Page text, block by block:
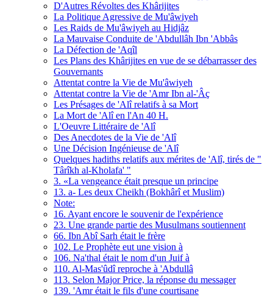
D'Autres Révoltes des Khârijites
La Politique Agressive de Mu'âwiyeh
Les Raids de Mu'âwiyeh au Hidjâz
La Mauvaise Conduite de 'Abdullâh Ibn 'Abbâs
La Défection de 'Aqîl
Les Plans des Khârijites en vue de se débarrasser des
Gouvernants
Attentat contre la Vie de Mu'âwiyeh
Attentat contre la Vie de 'Amr Ibn al-'Âç
Les Présages de 'Alî relatifs à sa Mort
La Mort de 'Alî en l'An 40 H.
L'Oeuvre Littéraire de 'Alî
Des Anecdotes de la Vie de 'Alî
Une Décision Ingénieuse de 'Alî
Quelques hadiths relatifs aux mérites de 'Alî, tirés de "
Târîkh al-Kholafa' "
3. «La vengeance était presque un principe
13. a- Les deux Cheikh (Bokhârî et Muslim)
Note:
16. Ayant encore le souvenir de l'expérience
23. Une grande partie des Musulmans soutiennent
66. Ibn Abî Sarh était le frère
102. Le Prophète eut une vision à
106. Na'thal était le nom d'un Juif à
110. Al-Mas'ûdî reproche à 'Abdullâ
113. Selon Major Price, la réponse du messager
139. 'Amr était le fils d'une courtisane